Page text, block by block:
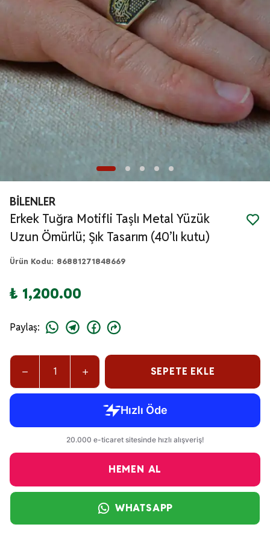
BİLENLER
Erkek Tuğra Motifli Taşlı Metal Yüzük
Uzun Ömürlü; Şık Tasarım (40’lı kutu)
Ürün Kodu: 86881271848669
₺ 1,200.00
Paylaş:
SEPETE EKLE
HEMEN AL
WHATSAPP